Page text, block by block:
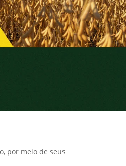
por meio de seus